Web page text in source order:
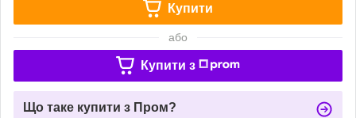
Купити
або
Купити з
Що таке купити з Пром?